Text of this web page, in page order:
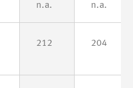
n.a. n.a.
212 204